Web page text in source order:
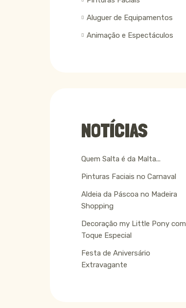
Aluguer de Equipamentos
Animação e Espectáculos
NOTÍCIAS
Quem Salta é da Malta...
Pinturas Faciais no Carnaval
Aldeia da Páscoa no Madeira
Shopping
Decoração my Little Pony com
Toque Especial
Festa de Aniversário
Extravagante